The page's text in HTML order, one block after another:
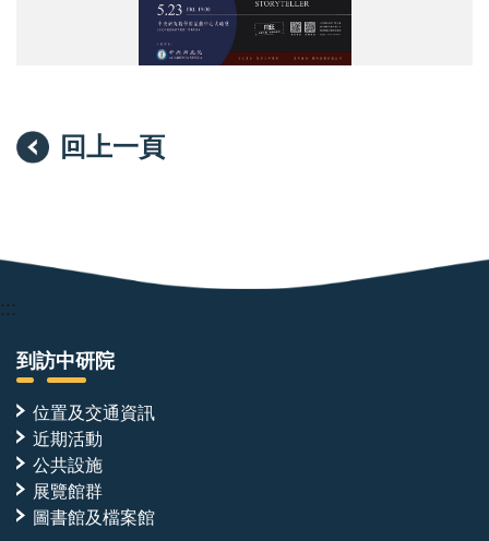
回上一頁
:::
到訪中研院
位置及交通資訊
近期活動
公共設施
展覽館群
圖書館及檔案館